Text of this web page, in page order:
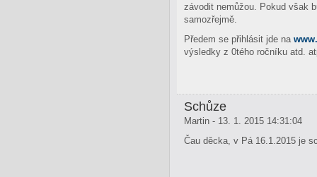
závodit nemůžou. Pokud však
samozřejmě.
Předem se přihlásit jde na
výsledky z 0tého ročníku atd.
Schůze
Martin - 13. 1. 2015 14:31:04
Čau děcka, v Pá 16.1.2015 je